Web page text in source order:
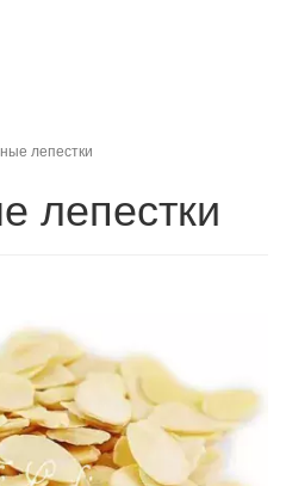
лепестки
лепестки